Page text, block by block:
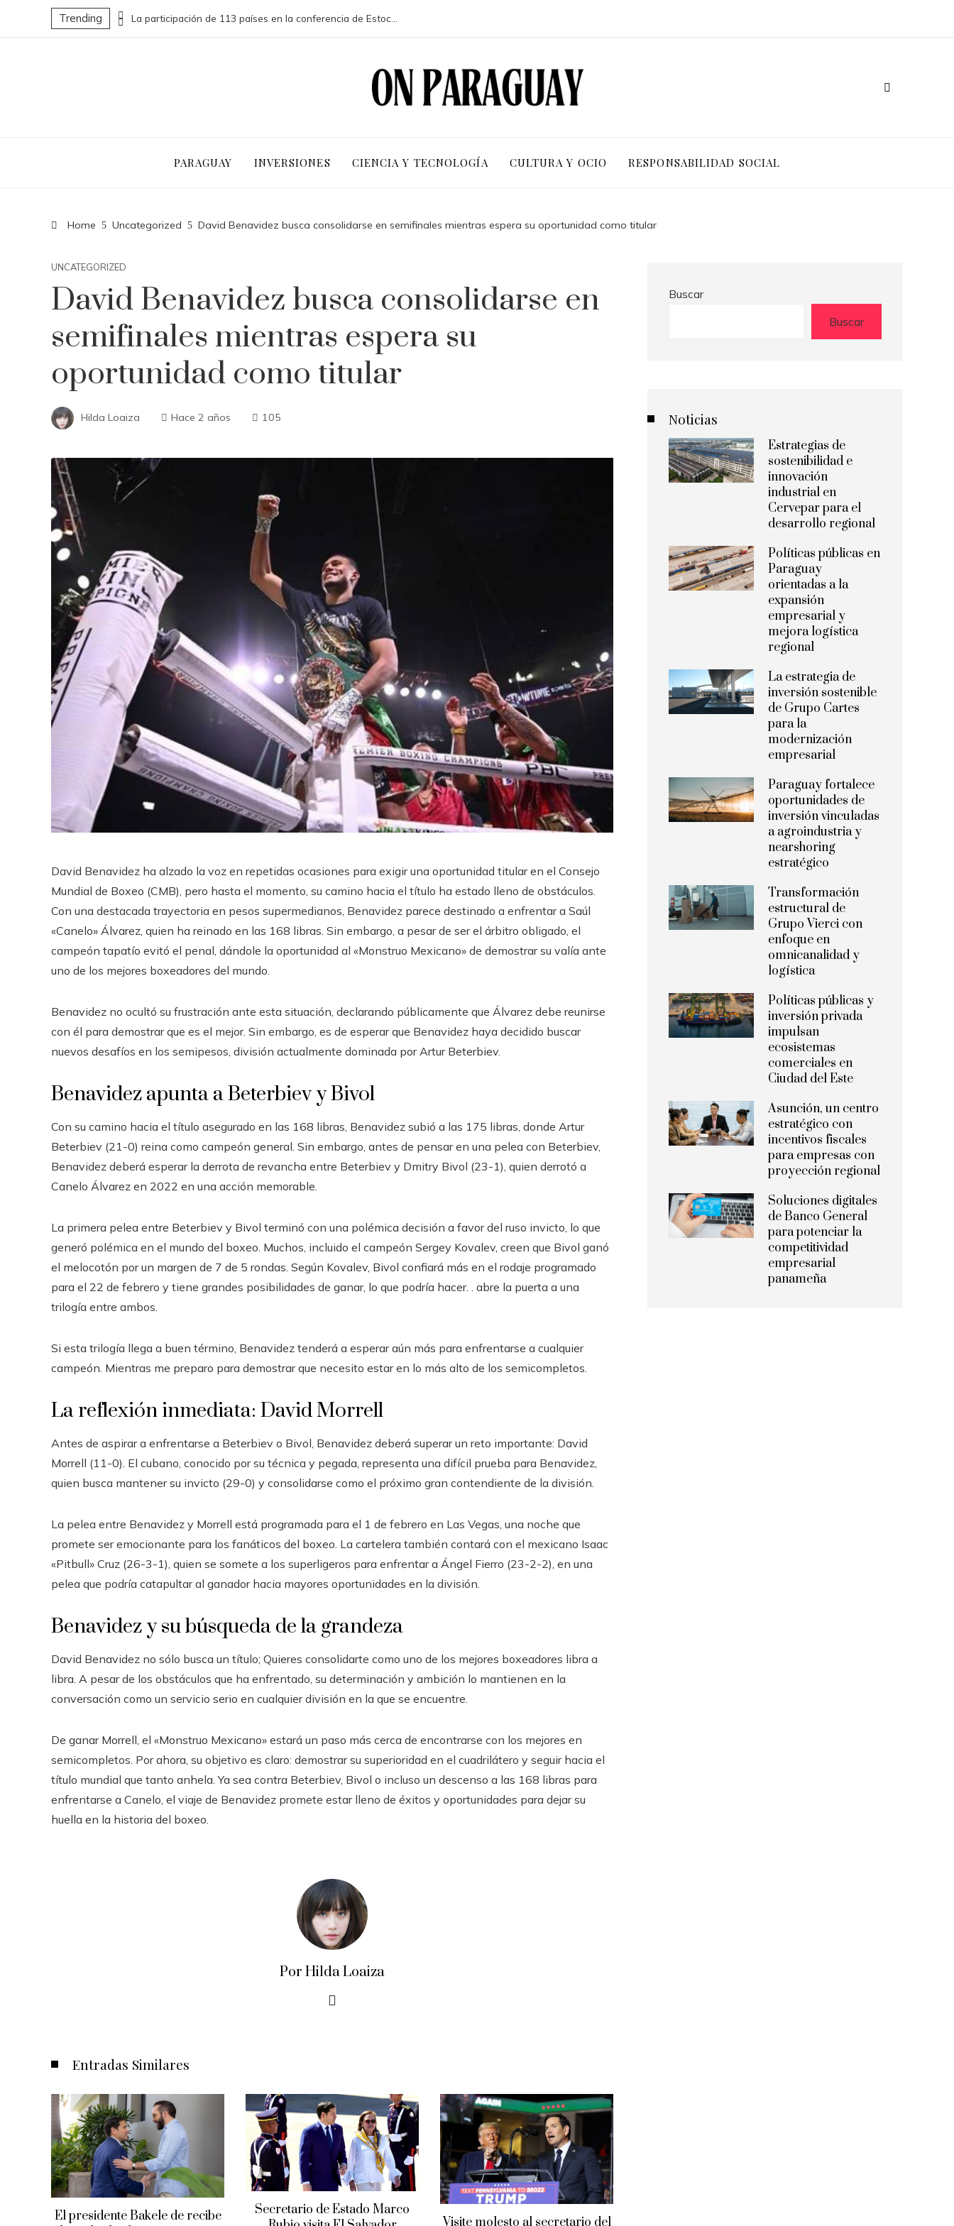
Trending Las 15 donaciones individuales más grandes que impulsaron cambios sociales significativos
PARAGUAY INVERSIONES CIENCIA Y TECNOLOGÍA CULTURA Y OCIO RESPONSABILIDAD SOCIAL
Home Uncategorized David Benavidez busca consolidarse en semifinales mientras espera su oportunidad como titular
UNCATEGORIZED
David Benavidez busca consolidarse en
semifinales mientras espera su
oportunidad como titular
Hilda Loaiza Hace 2 años 105
David Benavidez ha alzado la voz en repetidas ocasiones para exigir una oportunidad titular en el Consejo
Mundial de Boxeo (CMB), pero hasta el momento, su camino hacia el título ha estado lleno de obstáculos.
Con una destacada trayectoria en pesos supermedianos, Benavidez parece destinado a enfrentar a Saúl
«Canelo» Álvarez, quien ha reinado en las 168 libras. Sin embargo, a pesar de ser el árbitro obligado, el
campeón tapatío evitó el penal, dándole la oportunidad al «Monstruo Mexicano» de demostrar su valía ante
uno de los mejores boxeadores del mundo.
Benavidez no ocultó su frustración ante esta situación, declarando públicamente que Álvarez debe reunirse
con él para demostrar que es el mejor. Sin embargo, es de esperar que Benavidez haya decidido buscar
nuevos desafíos en los semipesos, división actualmente dominada por Artur Beterbiev.
Benavidez apunta a Beterbiev y Bivol
Con su camino hacia el título asegurado en las 168 libras, Benavidez subió a las 175 libras, donde Artur
Beterbiev (21-0) reina como campeón general. Sin embargo, antes de pensar en una pelea con Beterbiev,
Benavidez deberá esperar la derrota de revancha entre Beterbiev y Dmitry Bivol (23-1), quien derrotó a
Canelo Álvarez en 2022 en una acción memorable.
La primera pelea entre Beterbiev y Bivol terminó con una polémica decisión a favor del ruso invicto, lo que
generó polémica en el mundo del boxeo. Muchos, incluido el campeón Sergey Kovalev, creen que Bivol ganó
el melocotón por un margen de 7 de 5 rondas. Según Kovalev, Bivol confiará más en el rodaje programado
para el 22 de febrero y tiene grandes posibilidades de ganar, lo que podría hacer. . abre la puerta a una
trilogía entre ambos.
Si esta trilogía llega a buen término, Benavidez tenderá a esperar aún más para enfrentarse a cualquier
campeón. Mientras me preparo para demostrar que necesito estar en lo más alto de los semicompletos.
La reflexión inmediata: David Morrell
Antes de aspirar a enfrentarse a Beterbiev o Bivol, Benavidez deberá superar un reto importante: David
Morrell (11-0). El cubano, conocido por su técnica y pegada, representa una difícil prueba para Benavidez,
quien busca mantener su invicto (29-0) y consolidarse como el próximo gran contendiente de la división.
La pelea entre Benavidez y Morrell está programada para el 1 de febrero en Las Vegas, una noche que
promete ser emocionante para los fanáticos del boxeo. La cartelera también contará con el mexicano Isaac
«Pitbull» Cruz (26-3-1), quien se somete a los superligeros para enfrentar a Ángel Fierro (23-2-2), en una
pelea que podría catapultar al ganador hacia mayores oportunidades en la división.
Benavidez y su búsqueda de la grandeza
David Benavidez no sólo busca un título; Quieres consolidarte como uno de los mejores boxeadores libra a
libra. A pesar de los obstáculos que ha enfrentado, su determinación y ambición lo mantienen en la
conversación como un servicio serio en cualquier división en la que se encuentre.
De ganar Morrell, el «Monstruo Mexicano» estará un paso más cerca de encontrarse con los mejores en
semicompletos. Por ahora, su objetivo es claro: demostrar su superioridad en el cuadrilátero y seguir hacia el
título mundial que tanto anhela. Ya sea contra Beterbiev, Bivol o incluso un descenso a las 168 libras para
enfrentarse a Canelo, el viaje de Benavidez promete estar lleno de éxitos y oportunidades para dejar su
huella en la historia del boxeo.
Por Hilda Loaiza
Entradas Similares
El presidente Bakele de recibe
Secretario de Estado Marco
Visite molesto al secretario del
Buscar
Buscar
Noticias
Estrategias de
sostenibilidad e
innovación
industrial en
Cervepar para el
desarrollo regional
Políticas públicas en
Paraguay
orientadas a la
expansión
empresarial y
mejora logística
regional
La estrategia de
inversión sostenible
de Grupo Cartes
para la
modernización
empresarial
Paraguay fortalece
oportunidades de
inversión vinculadas
a agroindustria y
nearshoring
estratégico
Transformación
estructural de
Grupo Vierci con
enfoque en
omnicanalidad y
logística
Políticas públicas y
inversión privada
impulsan
ecosistemas
comerciales en
Ciudad del Este
Asunción, un centro
estratégico con
incentivos fiscales
para empresas con
proyección regional
Soluciones digitales
de Banco General
para potenciar la
competitividad
empresarial
panameña